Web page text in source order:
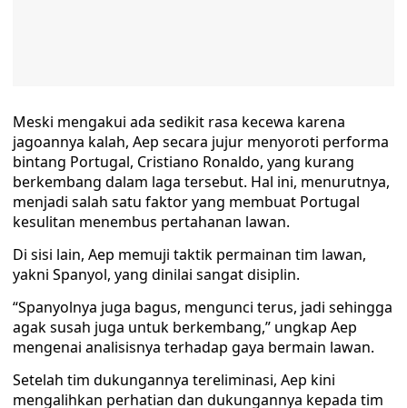
Meski mengakui ada sedikit rasa kecewa karena
jagoannya kalah, Aep secara jujur menyoroti performa
bintang Portugal, Cristiano Ronaldo, yang kurang
berkembang dalam laga tersebut. Hal ini, menurutnya,
menjadi salah satu faktor yang membuat Portugal
kesulitan menembus pertahanan lawan.
Di sisi lain, Aep memuji taktik permainan tim lawan,
yakni Spanyol, yang dinilai sangat disiplin.
“Spanyolnya juga bagus, mengunci terus, jadi sehingga
agak susah juga untuk berkembang,” ungkap Aep
mengenai analisisnya terhadap gaya bermain lawan.
Setelah tim dukungannya tereliminasi, Aep kini
mengalihkan perhatian dan dukungannya kepada tim